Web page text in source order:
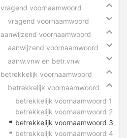
vragend voornaamwoord
vragend voornaamwoord
aanwijzend voornaamwoord
aanwijzend voornaamwoord
aanw.vnw en betr.vnw
betrekkelijk voornaamwoord
betrekkelijk voornaamwoord
betrekkelijk voornaamwoord 1
betrekkelijk voornaamwoord 2
betrekkelijk voornaamwoord 3
betrekkelijk voornaamwoord 4